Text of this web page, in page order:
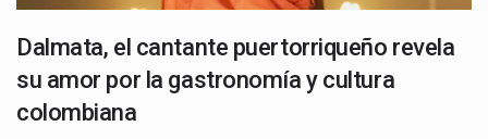
Dalmata, el cantante puertorriqueño revela
su amor por la gastronomía y cultura
colombiana